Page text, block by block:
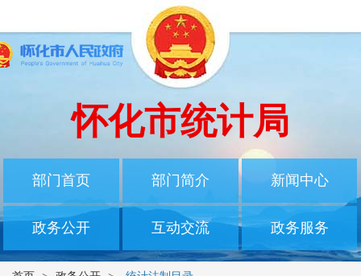
怀化市统计局
部门首页 部门简介 新闻中心
政务公开 互动交流 政务服务